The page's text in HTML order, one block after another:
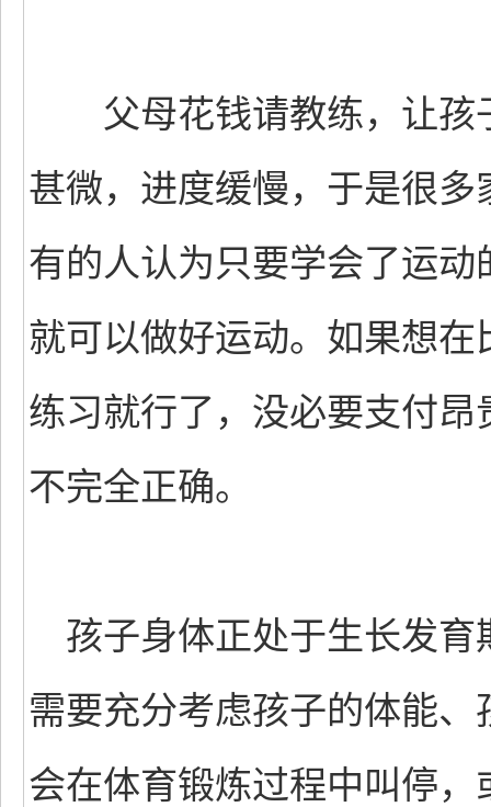
父母花钱请教练，让孩
甚微，进度缓慢，于是很
有的人认为只要学会了运
就可以做好运动。如果想
练习就行了，没必要支付
不完全正确。
孩子身体正处于生长发育
需要充分考虑孩子的体能
会在体育锻炼过程中叫停